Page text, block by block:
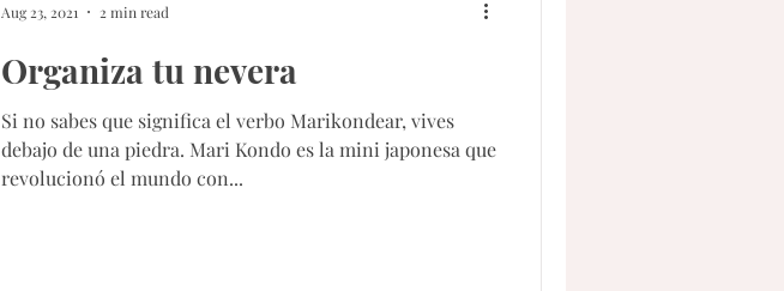
Organiza tu nevera
Si no sabes que significa el verbo Marikondear, vives
debajo de una piedra. Mari Kondo es la mini japonesa que
revolucionó el mundo con...
Aug 23, 2021 2 min read